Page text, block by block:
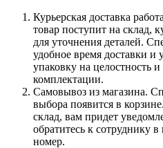
Курьерская доставка
товар поступит на склад,
для уточнения деталей.
удобное время доставки и
упаковку на целостность
комплектации.
Самовывоз из магазина.
выбора появится в
склад, вам придет
обратитесь к сотруднику
номер.